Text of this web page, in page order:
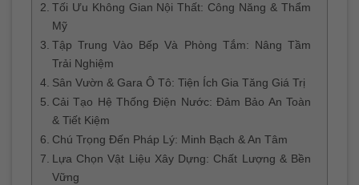
Tối Ưu Không Gian Nội Thất: Công Năng & Thẩm
Mỹ
Tập Trung Vào Bếp Và Phòng Tắm: Nâng Tầm
Trải Nghiệm
Sân Vườn & Gara Ô Tô: Tiện Ích Gia Tăng Giá Trị
Cải Tạo Hệ Thống Điện Nước: Đảm Bảo An Toàn
& Tiết Kiệm
Chú Trọng Đến Pháp Lý: Minh Bạch & An Tâm
Lựa Chọn Vật Liệu Xây Dựng: Chất Lượng & Bền
Vững